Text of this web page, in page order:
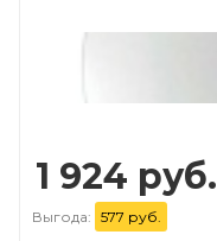
1 924 руб.
Выгода: 577 руб.